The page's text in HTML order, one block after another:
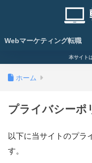
Webマーケティング転職
本サイト
ホーム
プライバシーポ
以下に当サイトのプラ
す。